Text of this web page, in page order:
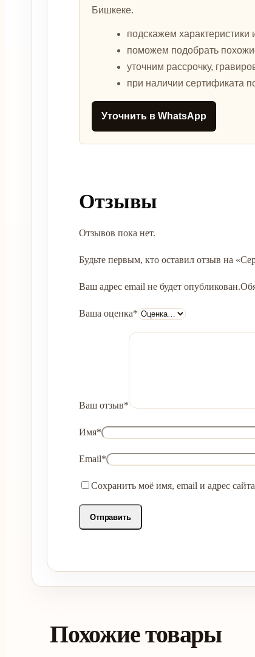
Бишкеке.
подскажем характеристики
поможем подобрать
уточним рассрочку,
при наличии сертификата
Уточнить в WhatsApp
Отзывы
Отзывов пока нет.
Будьте первым, кто оставил отзыв на
Ваш адрес email не будет опубликован.
Ваша оценка*
Ваш отзыв*
Имя*
Email*
Сохранить моё имя, email и адрес
Похожие товары